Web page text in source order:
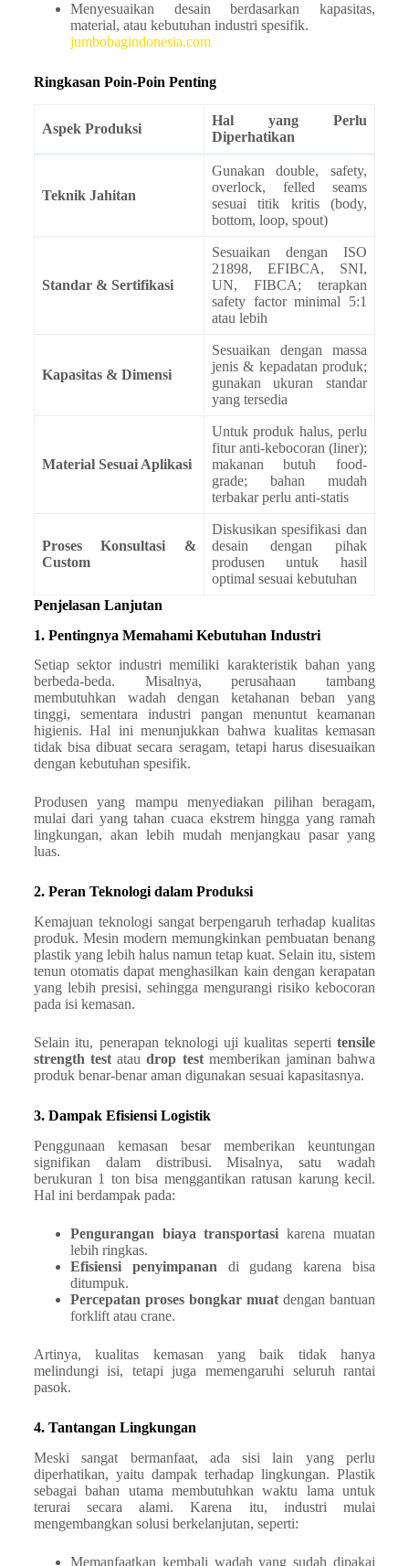
Menyesuaikan desain berdasarkan kapasitas,
material, atau kebutuhan industri spesifik.
jumbobagindonesia.com
Ringkasan Poin-Poin Penting
Aspek Produksi
Hal yang Perlu
Diperhatikan
Teknik Jahitan
Gunakan double, safety,
overlock, felled seams
sesuai titik kritis (body,
bottom, loop, spout)
Standar & Sertifikasi
Sesuaikan dengan ISO
21898, EFIBCA, SNI,
UN, FIBCA; terapkan
safety factor minimal 5:1
atau lebih
Kapasitas & Dimensi
Sesuaikan dengan massa
jenis & kepadatan produk;
gunakan ukuran standar
yang tersedia
Material Sesuai Aplikasi
Untuk produk halus, perlu
fitur anti-kebocoran (liner);
makanan butuh food-
grade; bahan mudah
terbakar perlu anti-statis
Proses Konsultasi &
Custom
Diskusikan spesifikasi dan
desain dengan pihak
produsen untuk hasil
optimal sesuai kebutuhan
Penjelasan Lanjutan
1. Pentingnya Memahami Kebutuhan Industri
Setiap sektor industri memiliki karakteristik bahan yang
berbeda-beda. Misalnya, perusahaan tambang
membutuhkan wadah dengan ketahanan beban yang
tinggi, sementara industri pangan menuntut keamanan
higienis. Hal ini menunjukkan bahwa kualitas kemasan
tidak bisa dibuat secara seragam, tetapi harus disesuaikan
dengan kebutuhan spesifik.
Produsen yang mampu menyediakan pilihan beragam,
mulai dari yang tahan cuaca ekstrem hingga yang ramah
lingkungan, akan lebih mudah menjangkau pasar yang
luas.
2. Peran Teknologi dalam Produksi
Kemajuan teknologi sangat berpengaruh terhadap kualitas
produk. Mesin modern memungkinkan pembuatan benang
plastik yang lebih halus namun tetap kuat. Selain itu, sistem
tenun otomatis dapat menghasilkan kain dengan kerapatan
yang lebih presisi, sehingga mengurangi risiko kebocoran
pada isi kemasan.
Selain itu, penerapan teknologi uji kualitas sepertitensile
strength test ataudrop testmemberikan jaminan bahwa
produk benar-benar aman digunakan sesuai kapasitasnya.
3. Dampak Efisiensi Logistik
Penggunaan kemasan besar memberikan keuntungan
signifikan dalam distribusi. Misalnya, satu wadah
berukuran 1 ton bisa menggantikan ratusan karung kecil.
Hal ini berdampak pada:
Pengurangan biaya transportasi karena muatan
lebih ringkas.
Efisiensi penyimpanan di gudang karena bisa
ditumpuk.
Percepatan proses bongkar muat dengan bantuan
forklift atau crane.
Artinya, kualitas kemasan yang baik tidak hanya
melindungi isi, tetapi juga memengaruhi seluruh rantai
pasok.
4. Tantangan Lingkungan
Meski sangat bermanfaat, ada sisi lain yang perlu
diperhatikan, yaitu dampak terhadap lingkungan. Plastik
sebagai bahan utama membutuhkan waktu lama untuk
terurai secara alami. Karena itu, industri mulai
mengembangkan solusi berkelanjutan, seperti:
Memanfaatkan kembali wadah yang sudah dipakai